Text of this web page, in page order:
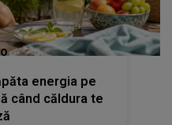
energia pe
când căldura te